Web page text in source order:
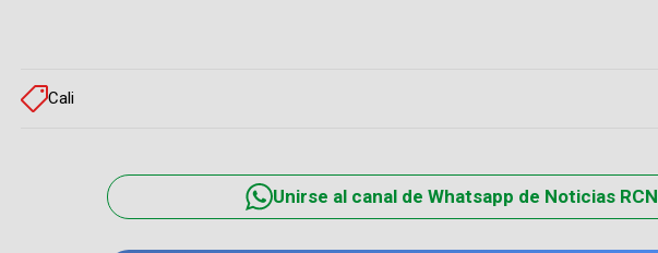
Cali
Unirse al canal de Whatsapp de Noticias RCN